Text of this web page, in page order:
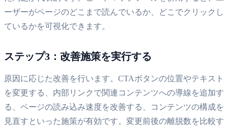
ーザーがページのどこまで読んでいるか、どこでクリックし
ているかを可視化できます。
ステップ3：改善施策を実行する
原因に応じた改善を行います。CTAボタンの位置やテキスト
を変更する、内部リンクで関連コンテンツへの導線を追加す
る、ページの読み込み速度を改善する、コンテンツの構成を
見直すといった施策が有効です。変更前後の離脱数を比較す